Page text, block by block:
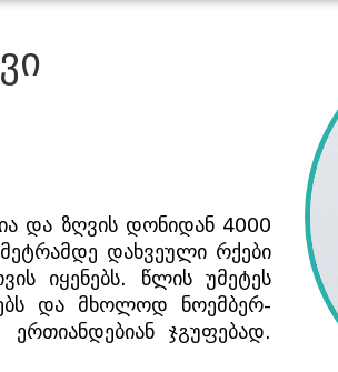
და ზღვის დონიდან 4000
დახვეული რქები
იყენებს. წლის უმეტეს
და მხოლოდ ნოემბერ-
ჯგუფებად.